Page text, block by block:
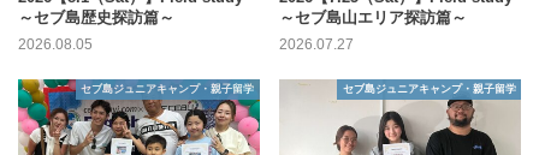
～セブ島歴史探訪篇～
2026.08.05
～セブ島山エリア探訪篇～
2026.07.27
セブ島ジュニアキャンプ・親子留学 セブ島ジュニアキャンプ・親子留学